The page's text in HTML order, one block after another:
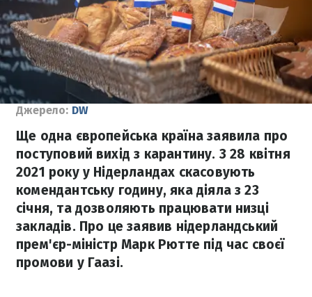
Джерело: DW
Ще одна європейська країна заявила про
поступовий вихід з карантину. З 28 квітня
2021 року у Нідерландах скасовують
комендантську годину, яка діяла з 23
січня, та дозволяють працювати низці
закладів. Про це заявив нідерландський
прем'єр-міністр Марк Рютте під час своєї
промови у Гаазі.